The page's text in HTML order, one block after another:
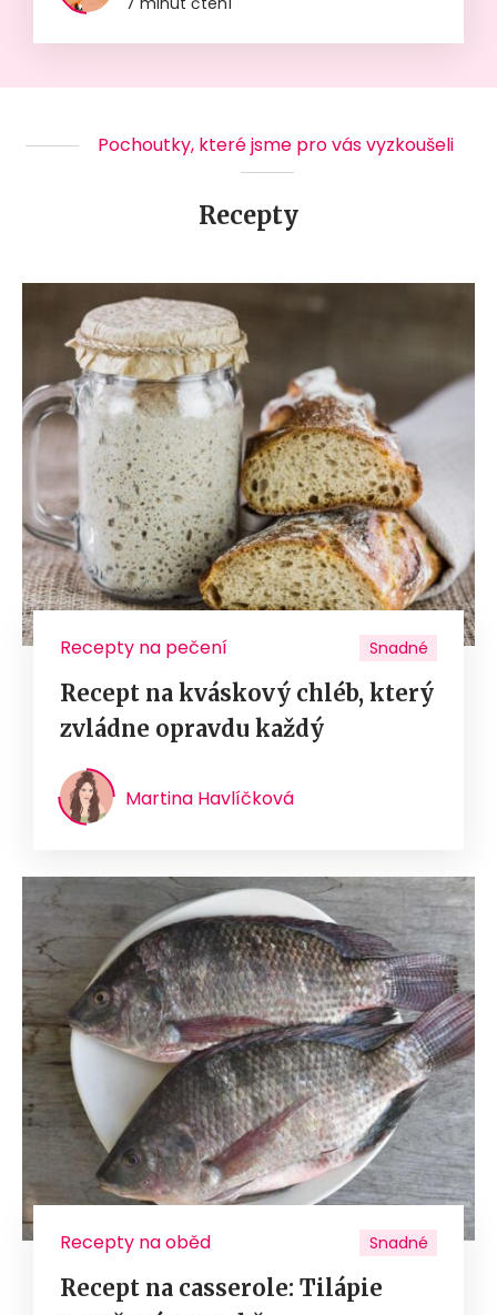
Pochoutky, které jsme pro vás vyzkoušeli
Recepty
Recepty na pečení Snadné
Recept na kváskový chléb, který
zvládne opravdu každý
Martina Havlíčková
Recepty na oběd Snadné
Recept na casserole: Tilápie